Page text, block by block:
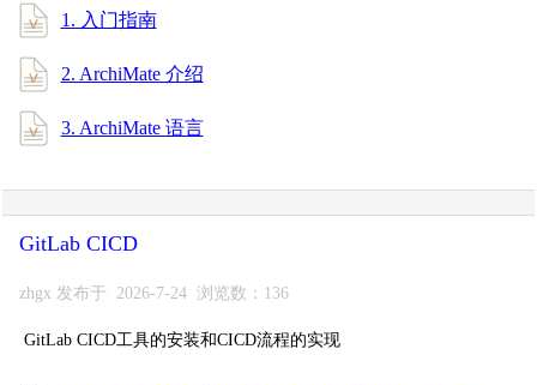
1. 入门指南
2. ArchiMate 介绍
3. ArchiMate 语言
GitLab CICD
zhgx 发布于 2026-7-24 浏览数：136
GitLab CICD工具的安装和CICD流程的实现